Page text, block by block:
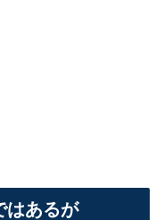
はあるが